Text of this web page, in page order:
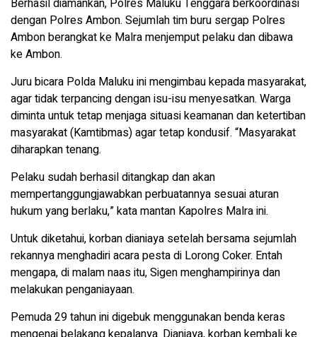
Berhasil diamankan, Polres Maluku Tenggara berkoordinasi
dengan Polres Ambon. Sejumlah tim buru sergap Polres
Ambon berangkat ke Malra menjemput pelaku dan dibawa
ke Ambon.
Juru bicara Polda Maluku ini mengimbau kepada masyarakat,
agar tidak terpancing dengan isu-isu menyesatkan. Warga
diminta untuk tetap menjaga situasi keamanan dan ketertiban
masyarakat (Kamtibmas) agar tetap kondusif. “Masyarakat
diharapkan tenang.
Pelaku sudah berhasil ditangkap dan akan
mempertanggungjawabkan perbuatannya sesuai aturan
hukum yang berlaku,” kata mantan Kapolres Malra ini.
Untuk diketahui, korban dianiaya setelah bersama sejumlah
rekannya menghadiri acara pesta di Lorong Coker. Entah
mengapa, di malam naas itu, Sigen menghampirinya dan
melakukan penganiayaan.
Pemuda 29 tahun ini digebuk menggunakan benda keras